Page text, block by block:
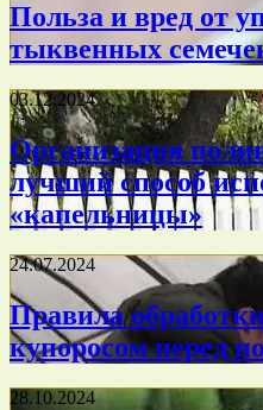
Польза и вред от
тыквенных
03.12.2024
Организация
лучший способ
«капельницы»
24.07.2024
Правила
купоросом перед
28.10.2024